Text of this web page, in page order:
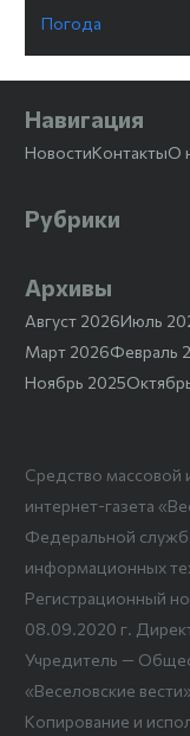
Погода
Навигация
НовостиКонтактыО
Рубрики
Архивы
Август 2026Июль
Март 2026Февраль
Ноябрь 2025
Средство массовой
интернет-газета
Федеральной
информационных
Регистрационный
08.09.2020 г.
Учредитель —
«Веселовские
Копирование и